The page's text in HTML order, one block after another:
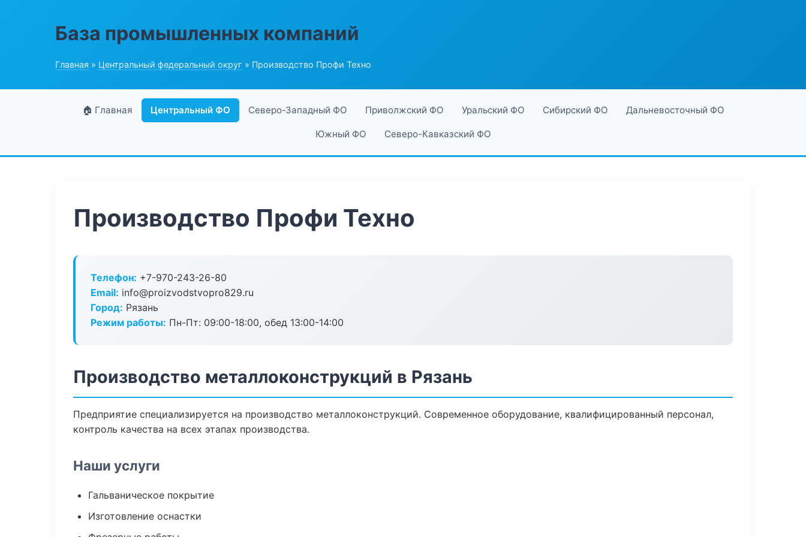
База промышленных компаний
Главная » Центральный федеральный округ » Производство Профи Техно
🏠 Главная Центральный ФО Северо-Западный ФО Приволжский ФО Уральский ФО Сибирский ФО Дальневосточный ФО
Южный ФО Северо-Кавказский ФО
Производство Профи Техно
Телефон: +7-970-243-26-80
Email: info@proizvodstvopro829.ru
Город: Рязань
Режим работы: Пн-Пт: 09:00-18:00, обед 13:00-14:00
Производство металлоконструкций в Рязань
Предприятие специализируется на производство металлоконструкций. Современное оборудование, квалифицированный персонал,
контроль качества на всех этапах производства.
Наши услуги
Гальваническое покрытие
Изготовление оснастки